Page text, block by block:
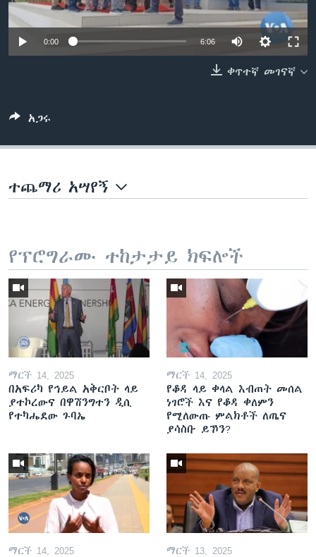
0:00 6:06
ቀጥተኛ መገናኛ
አጋሩ
ተጨማሪ አሣየኝ
የፕሮግራሙ ተከታታይ ክፍሎች
ማርች 14, 2025
በአፍሪካ የኅይል አቅርቦት ላይ
ያተኮረውና በዋሽንግተን ዲሲ
የተካሔደው ጉባኤ
ማርች 14, 2025
የቆዳ ላይ ቀላል እብጠት መሰል
ነገሮች እና የቆዳ ቀለምን
የሚለውጡ ምልክቶች ለጤና
ያሳስቡ ይኾን?
ማርች 14, 2025 ማርች 13, 2025